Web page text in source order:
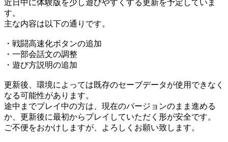
近日中に体験版を少し遊びやすくする更新を予定していま
す。
主な内容は以下の通りです。
・戦闘高速化ボタンの追加
・一部会話文の調整
・遊び方説明の追加
更新後、環境によっては既存のセーブデータが使用できなく
なる可能性があります。
途中までプレイ中の方は、現在のバージョンのまま進める
か、更新後に最初からプレイしていただく形が安全です。
ご不便をおかけしますが、よろしくお願い致します。